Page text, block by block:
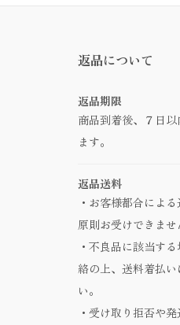
返品について
返品期限
商品到着後、７日
ます。
返品送料
・お客様都合によ
原則お受けできませ
・不良品に該当す
絡の上、送料着払
い。
・受け取り拒否や